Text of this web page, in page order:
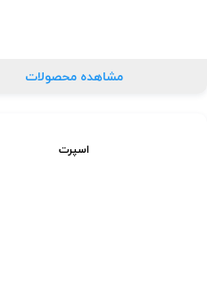
مشاهده محصولات
اسپرت